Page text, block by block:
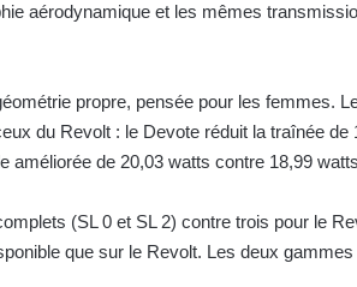
aérodynamique et les mêmes
propre, pensée pour les femmes.
du Revolt : le Devote réduit la traînée de
améliorée de 20,03 watts contre 18,99
(SL 0 et SL 2) contre trois pour le
que sur le Revolt. Les deux